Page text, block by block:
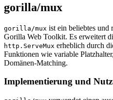
gorilla/mux
gorilla/mux ist ein beliebtes und
Gorilla Web Toolkit. Es erweitert
http.ServeMux erheblich durch
Funktionen wie variable
Domänen-Matching.
Implementierung und